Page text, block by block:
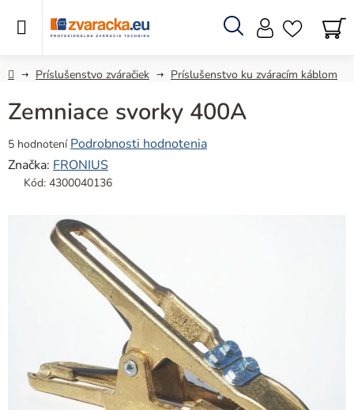
Hľadať
DomovPríslušenstvo zváračiek Príslušenstvo ku zváracím káblom
Zemniace svorky 400A
Priemerné
hodnotenie
produktu
hviezdičiek.
5 hodnotení Podrobnosti hodnotenia
Značka: FRONIUS
Kód: 4300040136